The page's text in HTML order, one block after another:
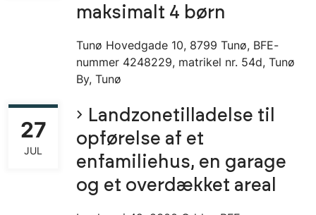
maksimalt 4 børn
Tunø Hovedgade 10, 8799 Tunø, BFE-
nummer 4248229, matrikel nr. 54d, Tunø
By, Tunø
Landzonetilladelse til
opførelse af et
enfamiliehus, en garage
og et overdækket areal
27
JUL